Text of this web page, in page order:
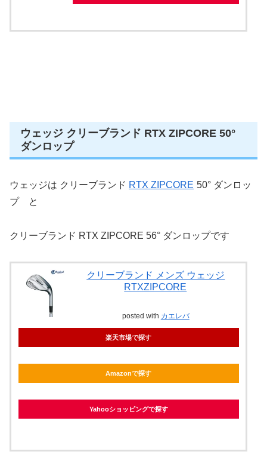
ウェッジ クリーブランド RTX ZIPCORE 50°
ダンロップ
ウェッジは クリーブランド RTX ZIPCORE 50° ダンロッ
プ と
クリーブランド RTX ZIPCORE 56° ダンロップです
クリーブランド メンズ ウェッジ
RTXZIPCORE
posted with カエレバ
楽天市場で探す
Amazonで探す
Yahooショッピングで探す